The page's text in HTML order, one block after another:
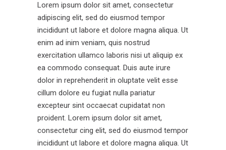
Lorem ipsum dolor sit amet, consectetur
adipiscing elit, sed do eiusmod tempor
incididunt ut labore et dolore magna aliqua. Ut
enim ad inim veniam, quis nostrud
exercitation ullamco laboris nisi ut aliquip ex
ea commodo consequat. Duis aute irure
dolor in reprehenderit in oluptate velit esse
cillum dolore eu fugiat nulla pariatur
excepteur sint occaecat cupidatat non
proident. Lorem ipsum dolor sit amet,
consectetur cing elit, sed do eiusmod tempor
incididunt ut labore et dolore magna aliqua. Ut